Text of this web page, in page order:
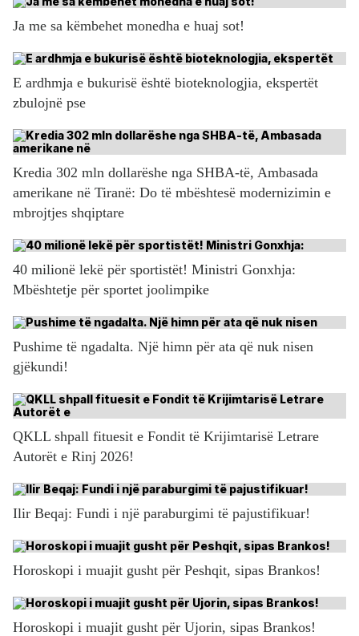
Ja me sa këmbehet monedha e huaj sot!
E ardhmja e bukurisë është bioteknologjia, ekspertët
zbulojnë pse
Kredia 302 mln dollarëshe nga SHBA-të, Ambasada
amerikane në Tiranë: Do të mbështesë modernizimin e
mbrojtjes shqiptare
40 milionë lekë për sportistët! Ministri Gonxhja:
Mbështetje për sportet joolimpike
Pushime të ngadalta. Një himn për ata që nuk nisen
gjëkundi!
QKLL shpall fituesit e Fondit të Krijimtarisë Letrare
Autorët e Rinj 2026!
Ilir Beqaj: Fundi i një paraburgimi të pajustifikuar!
Horoskopi i muajit gusht për Peshqit, sipas Brankos!
Horoskopi i muajit gusht për Ujorin, sipas Brankos!